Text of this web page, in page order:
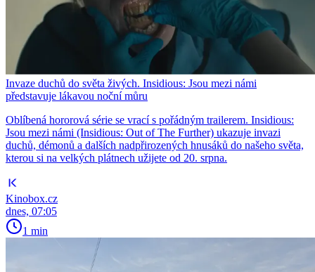
Invaze duchů do světa živých. Insidious: Jsou mezi námi
představuje lákavou noční můru
Oblíbená hororová série se vrací s pořádným trailerem. Insidious:
Jsou mezi námi (Insidious: Out of The Further) ukazuje invazi
duchů, démonů a dalších nadpřirozených hnusáků do našeho světa,
kterou si na velkých plátnech užijete od 20. srpna.
Kinobox.cz
dnes, 07:05
1 min